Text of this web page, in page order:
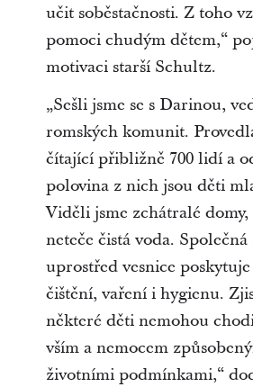
učit soběstačnosti. Z toho
pomoci chudým dětem,“
motivaci starší Schultz.
„Sešli jsme se s Darinou,
romských komunit.
čítající přibližně 700 lidí a
polovina z nich jsou děti
Viděli jsme zchátralé
neteče čistá voda.
uprostřed vesnice
čištění, vaření i hygienu.
některé děti nemohou
vším a nemocem
životními podmínkami,“